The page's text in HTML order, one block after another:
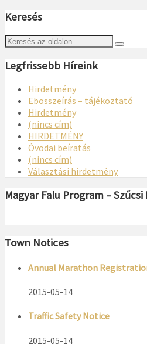
Keresés
Legfrissebb Híreink
Hirdetmény
Ebösszeírás – tájékoztató
Hirdetmény
(nincs cím)
HIRDETMÉNY
Óvodai beíratás
(nincs cím)
Választási hirdetmény
Magyar Falu Program –
Town Notices
Annual Marathon
2015-05-14
Traffic Safety Notice
2015-05-14